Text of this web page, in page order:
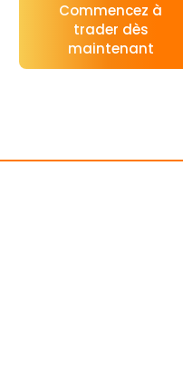
Commencez à
trader dès
maintenant